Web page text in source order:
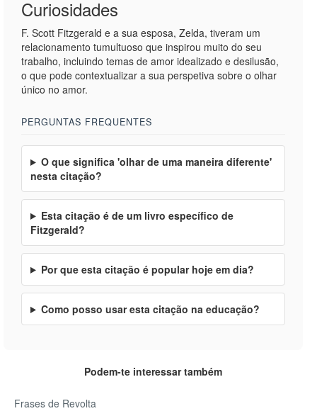
Curiosidades
F. Scott Fitzgerald e a sua esposa, Zelda, tiveram um
relacionamento tumultuoso que inspirou muito do seu
trabalho, incluindo temas de amor idealizado e desilusão,
o que pode contextualizar a sua perspetiva sobre o olhar
único no amor.
PERGUNTAS FREQUENTES
O que significa 'olhar de uma maneira diferente'
nesta citação?
Esta citação é de um livro específico de
Fitzgerald?
Por que esta citação é popular hoje em dia?
Como posso usar esta citação na educação?
Podem-te interessar também
Frases de Revolta